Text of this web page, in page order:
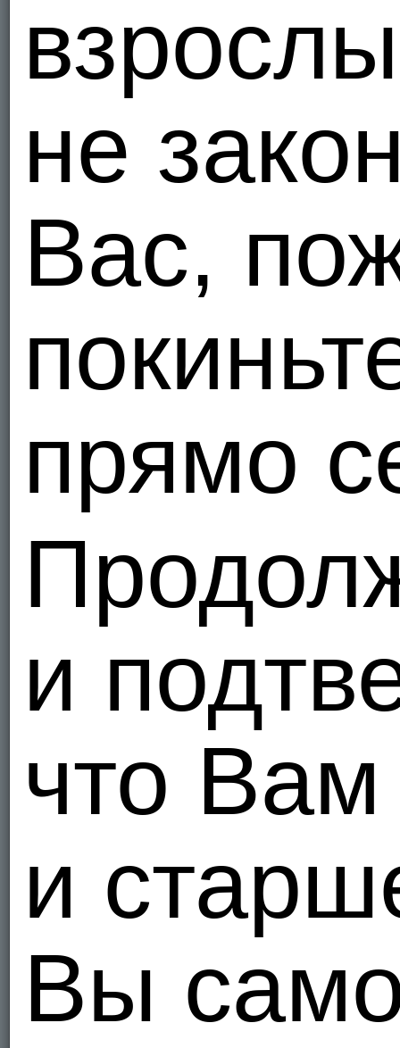
VovVova
Я -
1
Я -
0
Fshhsd
Кого
Я -
Период
не
Вас,
прямо
и
что
и
Вы